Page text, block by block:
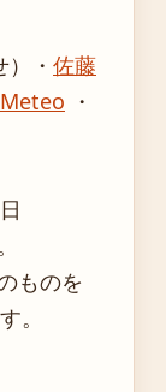
・ 佐藤
・
ものを
。